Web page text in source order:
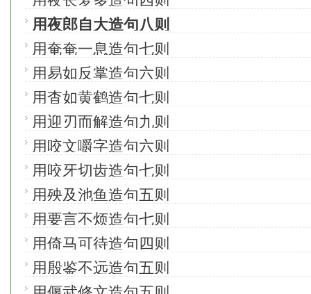
用夜郎自大造句八则
用奄奄一息造句七则
用易如反掌造句六则
用杳如黄鹤造句七则
用迎刃而解造句九则
用咬文嚼字造句六则
用咬牙切齿造句七则
用殃及池鱼造句五则
用要言不烦造句七则
用倚马可待造句四则
用殷鉴不远造句五则